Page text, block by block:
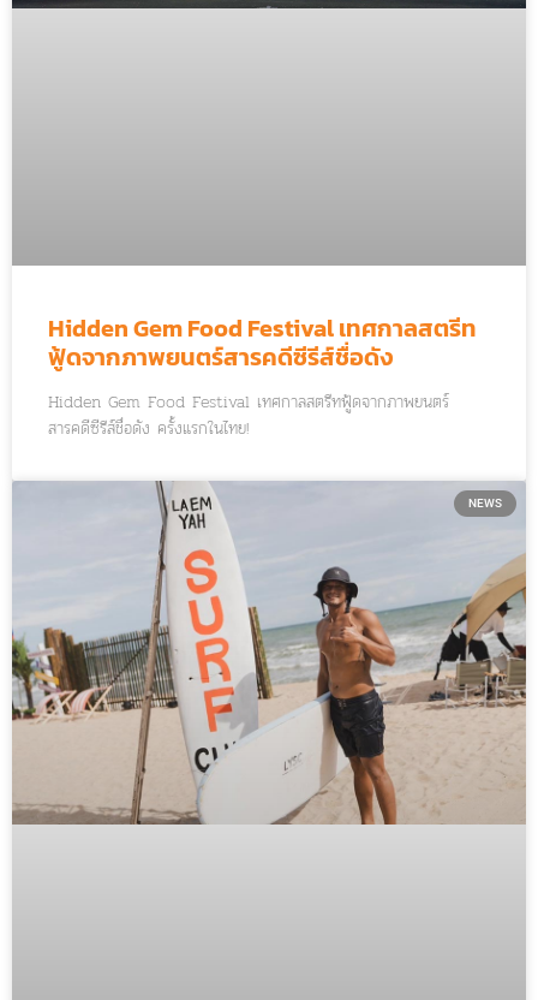
Hidden Gem Food Festival เทศกาลสตรีท
ฟู้ดจากภาพยนตร์สารคดีซีรีส์ชื่อดัง
Hidden Gem Food Festival เทศกาลสตรีทฟู้ดจากภาพยนตร์
สารคดีซีรีส์ชื่อดัง ครั้งแรกในไทย!
NEWS